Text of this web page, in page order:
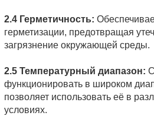
2.4 Герметичность:
герметизации, предотвращая
загрязнение окружающей среды.
2.5 Температурный диапазон:
функционировать в широком
позволяет использовать её в
условиях.